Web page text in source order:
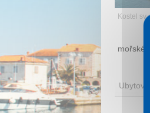
Kostel
mořské